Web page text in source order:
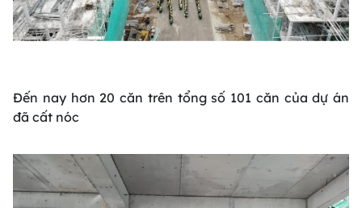
Đến nay hơn 20 căn trên tổng số 101 căn của dự án
đã cất nóc